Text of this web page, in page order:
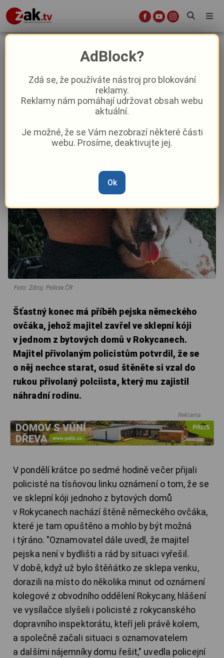
O štěně se majitel nechtěl starat,
nechal ho ve sklepě
8. 7. 2025|13:14
Foto: Zdroj: Policie ČR
Šťastný konec má příběh pejska německého
ovčáka, jehož majitel zavřel ve sklepní kóji
v jednom z bytových domů v Rokycanech.
Majitel přivolaným policistům potvrdil, že se
o něj nechce starat, osud štěněte si vzal do
rukou přivolaný polciista, který mu zajistil
náhradní rodinu.
Reklama
V pondělí krátce po sedmé hodině večer přijali
policisté na tísňovou linku oznámení o tom, že se
ve sklepní kóji jednoho z bytových domů
v Rokycanech nachází štěně německého ovčáka,
které je tam opuštěno a mohlo by být možná
i týráno. "Oznamovatel dále uvedl, že majitel
pejska není v bydlišti a rád by situaci vyřešil.
V době, když už bylo štěňátko ze sklepa venku,
dorazili na místo do několika minut od oznámení
kolegové z obvodního oddělení Rokycany, hlášení
ve vysílačce slyšeli i policisté z rokycanského
dopravního inspektorátu, kteří jeli právě kolem,
a společně začali situaci s oznamovatelem
a dalšími nájemníky domu řešit," uvedla policejní
AdBlock?
Zdá se, že používáte nástroj pro blokování
reklamy.
Reklamy nám pomáhají udržovat obsah webu
aktuální.
Je možné, že se Vám nezobrazí některé části
webu. Prosíme, deaktivujte jej.
Ok